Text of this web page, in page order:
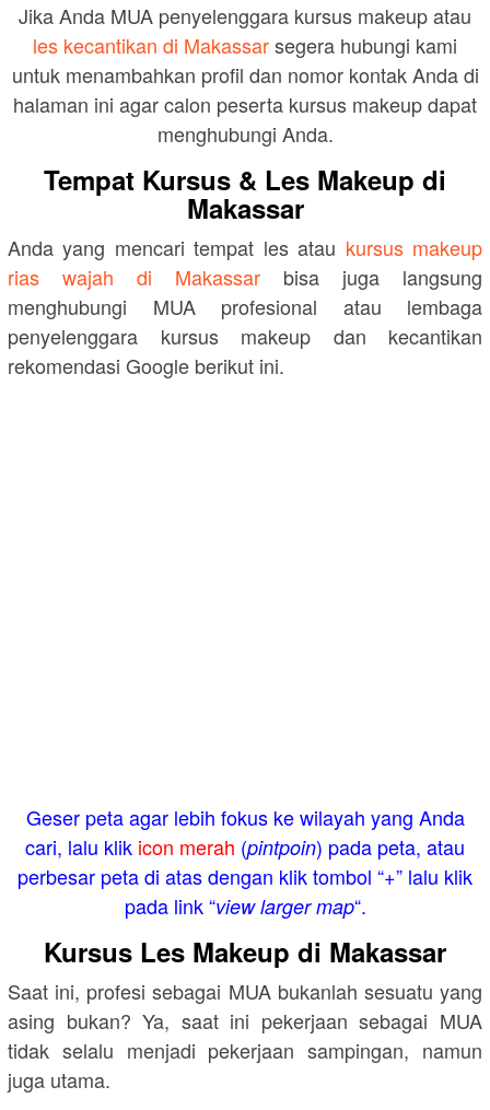
Jika Anda MUA penyelenggara kursus makeup atau
les kecantikan di Makassarsegera hubungi kami
untuk menambahkan profil dan nomor kontak Anda di
halaman ini agar calon peserta kursus makeup dapat
menghubungi Anda.
Tempat Kursus & Les Makeup di
Makassar
Anda yang mencari tempat les atau kursus makeup
rias wajah di Makassar bisa juga langsung
menghubungi MUA profesional atau lembaga
penyelenggara kursus makeup dan kecantikan
rekomendasi Google berikut ini.
Geser peta agar lebih fokus ke wilayah yang Anda
cari, lalu klik icon merah (pintpoin) pada peta, atau
perbesar peta di atas dengan klik tombol “+” lalu klik
pada link “view larger map“.
Kursus Les Makeup di Makassar
Saat ini, profesi sebagai MUA bukanlah sesuatu yang
asing bukan? Ya, saat ini pekerjaan sebagai MUA
tidak selalu menjadi pekerjaan sampingan, namun
juga utama.